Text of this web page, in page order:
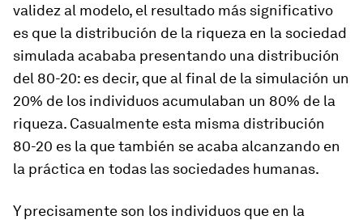
validez al modelo, el resultado más significativo
es que la distribución de la riqueza en la sociedad
simulada acababa presentando una distribución
del 80-20: es decir, que al final de la simulación un
20% de los individuos acumulaban un 80% de la
riqueza. Casualmente esta misma distribución
80-20 es la que también se acaba alcanzando en
la práctica en todas las sociedades humanas.
Y precisamente son los individuos que en la